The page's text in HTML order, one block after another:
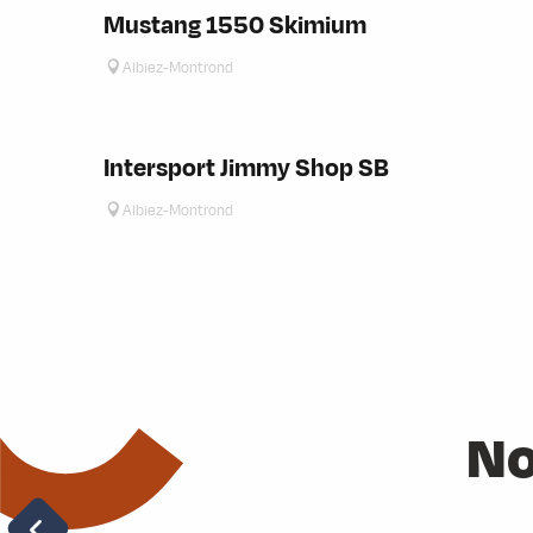
Mustang 1550 Skimium
Albiez-Montrond
Intersport Jimmy Shop SB
Albiez-Montrond